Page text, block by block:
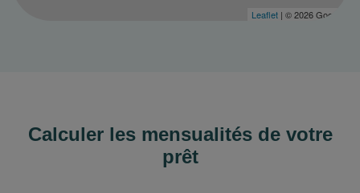
Leaflet | © 2026 Google
Calculer les mensualités de votre
prêt